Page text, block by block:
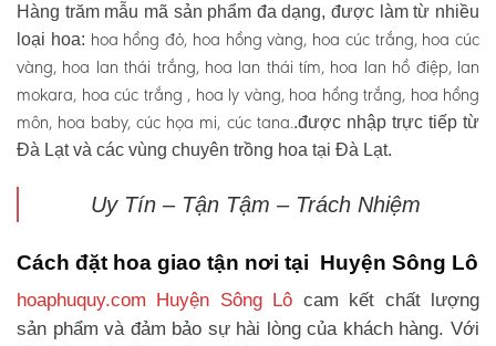
Hàng trăm mẫu mã sản phẩm đa dạng, được làm từ nhiều
loại hoa: hoa hồng đỏ, hoa hồng vàng, hoa cúc trắng, hoa cúc
vàng, hoa lan thái trắng, hoa lan thái tím, hoa lan hồ điệp, lan
mokara, hoa cúc trắng , hoa ly vàng, hoa hồng trắng, hoa hồng
môn, hoa baby, cúc họa mi, cúc tana..được nhập trực tiếp từ
Đà Lạt và các vùng chuyên trồng hoa tại Đà Lạt.
Uy Tín – Tận Tậm – Trách Nhiệm
Cách đặt hoa giao tận nơi tại Huyện Sông Lô
hoaphuquy.com Huyện Sông Lô cam kết chất lượng
sản phẩm và đảm bảo sự hài lòng của khách hàng. Với